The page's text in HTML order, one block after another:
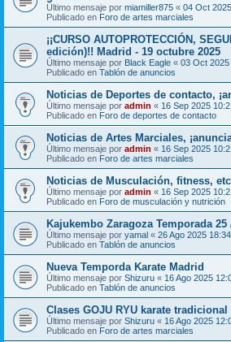
Último mensaje por miamiller875 « 04 Oct
Publicado en Foro de artes marciales
¡¡CURSO AUTOPROTECCIÓN,
edición)!! Madrid - 19 octubre 2025
Último mensaje por Black Eagle « 03 Oct 2025
Publicado en Tablón de anuncios
Noticias de Deportes de contacto,
Último mensaje por admin « 16 Sep 2025
Publicado en Foro de deportes de contacto
Noticias de Artes Marciales,
Último mensaje por admin « 16 Sep 2025
Publicado en Foro de artes marciales
Noticias de Musculación, fitness,
Último mensaje por admin « 16 Sep 2025
Publicado en Foro de musculación y nutrición
Kajukembo Zaragoza Temporada 25
Último mensaje por yamal « 26 Ago 2025 18:34
Publicado en Tablón de anuncios
Nueva Temporda Karate Madrid
Último mensaje por Shizuru « 16 Ago 2025
Publicado en Tablón de anuncios
Clases GOJU RYU karate tradicional
Último mensaje por Shizuru « 16 Ago 2025
Publicado en Foro de artes marciales